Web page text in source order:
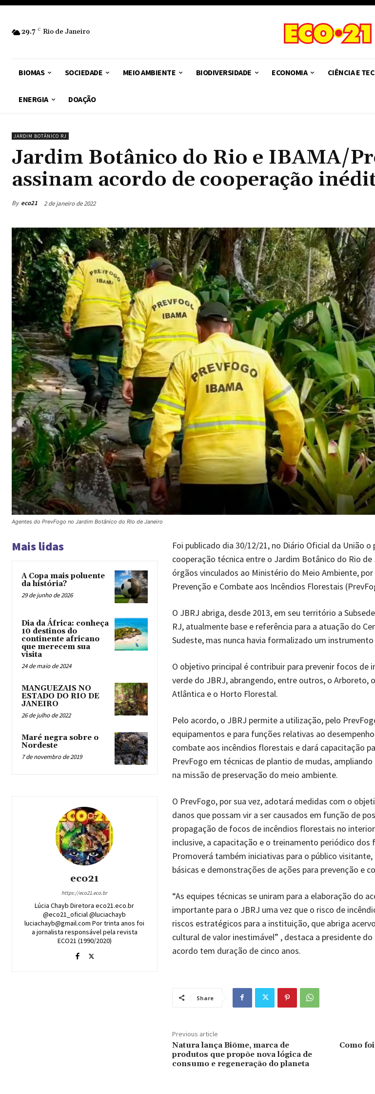
29.7 C Rio de Janeiro
BIOMAS SOCIEDADE MEIO AMBIENTE BIODIVERSIDADE ECONOMIA CIÊNCIA E
ENERGIA DOAÇÃO
JARDIM BOTÂNICO RJ
Jardim Botânico do Rio e IBAMA/
assinam acordo de cooperação
By eco21 2 de janeiro de 2022
Agentes do PrevFogo no Jardim Botânico do RIo de Janeiro
Mais lidas
A Copa mais poluente
da história?
29 de junho de 2026
Dia da África: conheça
10 destinos do
continente africano
que merecem sua
visita
24 de maio de 2024
MANGUEZAIS NO
ESTADO DO RIO DE
JANEIRO
26 de julho de 2022
Maré negra sobre o
Nordeste
7 de novembro de 2019
eco21
https://eco21.eco.br
Lúcia Chayb Diretora eco21.eco.br
@eco21_oficial @luciachayb
luciachayb@gmail.com Por trinta anos foi
a jornalista responsável pela revista
ECO21 (1990/2020)
Foi publicado dia 30/12/21, no Diário Oficial da União
cooperação técnica entre o Jardim Botânico do Rio de
órgãos vinculados ao Ministério do Meio Ambiente,
Prevenção e Combate aos Incêndios Florestais
O JBRJ abriga, desde 2013, em seu território a
RJ, atualmente base e referência para a atuação do
Sudeste, mas nunca havia formalizado um
O objetivo principal é contribuir para prevenir focos de
verde do JBRJ, abrangendo, entre outros, o Arboreto,
Atlântica e o Horto Florestal.
Pelo acordo, o JBRJ permite a utilização, pelo
equipamentos e para funções relativas ao
combate aos incêndios florestais e dará capacitação
PrevFogo em técnicas de plantio de mudas,
na missão de preservação do meio ambiente.
O PrevFogo, por sua vez, adotará medidas com o
danos que possam vir a ser causados em função de
propagação de focos de incêndios florestais no
inclusive, a capacitação e o treinamento periódico dos
Promoverá também iniciativas para o público
básicas e demonstrações de ações para prevenção e
“As equipes técnicas se uniram para a elaboração do
importante para o JBRJ uma vez que o risco de
riscos estratégicos para a instituição, que abriga
cultural de valor inestimável” , destaca a presidente do
acordo tem duração de cinco anos.
Share
Previous article
Natura lança Biōme, marca de
produtos que propõe nova lógica de
consumo e regeneração do planeta
Como